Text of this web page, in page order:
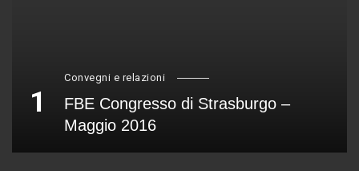
1
Convegni e relazioni
FBE Congresso di Strasburgo –
Maggio 2016